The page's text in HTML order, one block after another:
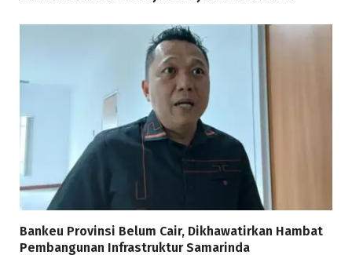
Bankeu Provinsi Belum Cair, Dikhawatirkan Hambat
Pembangunan Infrastruktur Samarinda